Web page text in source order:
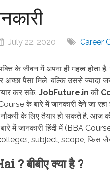
July 22, 2020 Career
के जीवन में अपना ही महत्व
अच्छा पैसा मिले, बल्कि उससे
कर सके. JobFuture.in की
के बारे में जानकारी देने जा रहा
नौकरी के लिए तैयार हो सकते है. आज
बारे में जानकारी हिंदी में (BBA
subject, scope, फिस जैसी
? बीबीए क्या है ?